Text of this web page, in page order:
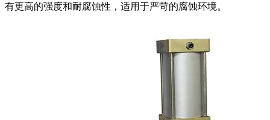
有更高的强度和耐腐蚀性，适用于严苛的腐蚀环境。